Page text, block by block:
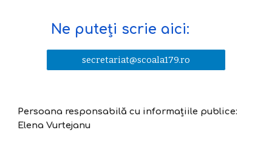
Ne puteți scrie aici:
secretariat@scoala179.ro
Persoana responsabilă cu informațiile publice:
Elena Vurtejanu